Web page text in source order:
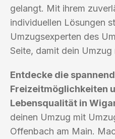
gelangt. Mit ihrem
individuellen Lösungen
Umzugsexperten des
Seite, damit dein
Entdecke die
Freizeitmöglichkeiten
Lebensqualität in
deinen Umzug mit
Offenbach am Main.